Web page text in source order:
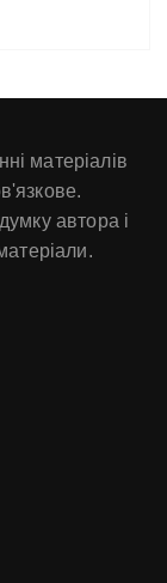
матеріалів
автора і